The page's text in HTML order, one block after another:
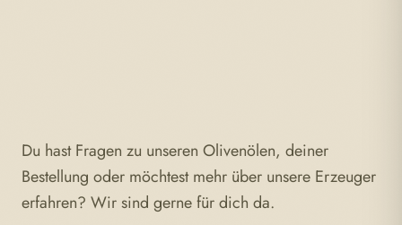
Du hast Fragen zu unseren Olivenölen, deiner
Bestellung oder möchtest mehr über unsere Erzeuger
erfahren? Wir sind gerne für dich da.